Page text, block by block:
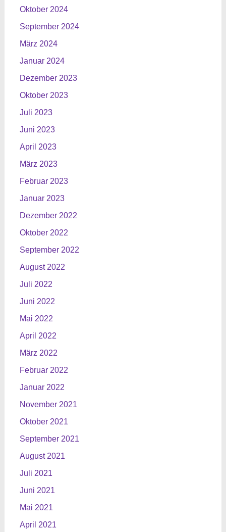
Oktober 2024
September 2024
März 2024
Januar 2024
Dezember 2023
Oktober 2023
Juli 2023
Juni 2023
April 2023
März 2023
Februar 2023
Januar 2023
Dezember 2022
Oktober 2022
September 2022
August 2022
Juli 2022
Juni 2022
Mai 2022
April 2022
März 2022
Februar 2022
Januar 2022
November 2021
Oktober 2021
September 2021
August 2021
Juli 2021
Juni 2021
Mai 2021
April 2021